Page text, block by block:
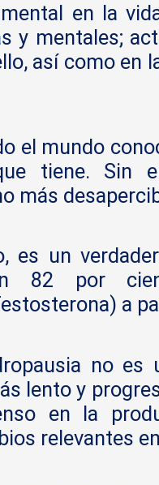
en la
y mentales;
así como en
el mundo
tiene. Sin
más
es un
82 por
a
no
lento y
en la
relevantes